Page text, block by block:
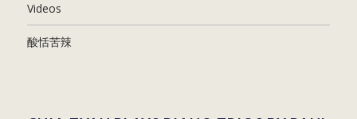
Videos
酸恬苦辣